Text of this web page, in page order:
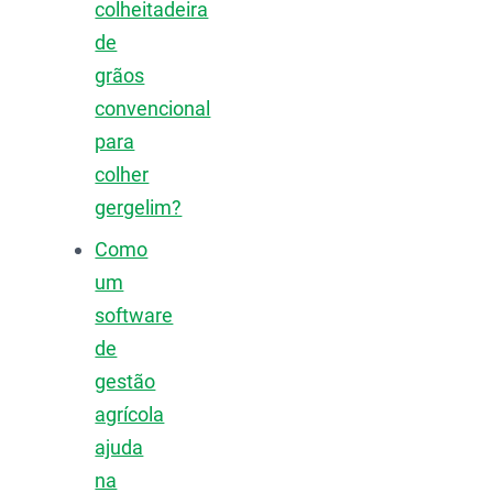
colheitadeira
de
grãos
convencional
para
colher
gergelim?
Como
um
software
de
gestão
agrícola
ajuda
na